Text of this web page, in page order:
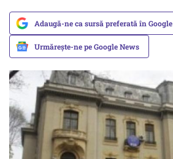
Adaugă-ne ca sursă preferată în Google
Urmărește-ne pe Google News